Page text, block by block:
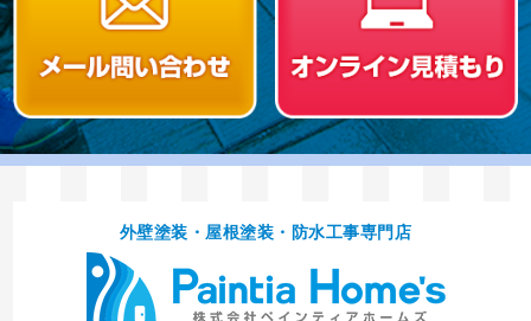
外壁塗装・屋根塗装・防⽔⼯事専⾨店